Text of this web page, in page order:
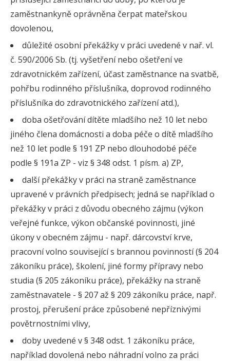
zaměstnankyně oprávněna čerpat mateřskou
dovolenou,
důležité osobní překážky v práci uvedené v nař. vl.
č. 590/2006 Sb. (tj. vyšetření nebo ošetření ve
zdravotnickém zařízení, účast zaměstnance na svatbě,
pohřbu rodinného příslušníka, doprovod rodinného
příslušníka do zdravotnického zařízení atd.),
doba ošetřování dítěte mladšího než 10 let nebo
jiného člena domácnosti a doba péče o dítě mladšího
než 10 let podle § 191 ZP nebo dlouhodobé péče
podle § 191a ZP - viz § 348 odst. 1 písm. a) ZP,
další překážky v práci na straně zaměstnance
upravené v právních předpisech; jedná se například o
překážky v práci z důvodu obecného zájmu (výkon
veřejné funkce, výkon občanské povinnosti, jiné
úkony v obecném zájmu - např. dárcovství krve,
pracovní volno související s brannou povinností (§ 204
zákoníku práce), školení, jiné formy přípravy nebo
studia (§ 205 zákoníku práce), překážky na straně
zaměstnavatele - § 207 až § 209 zákoníku práce, např.
prostoj, přerušení práce způsobené nepříznivými
povětrnostními vlivy,
doby uvedené v § 348 odst. 1 zákoníku práce,
například dovolená nebo náhradní volno za práci